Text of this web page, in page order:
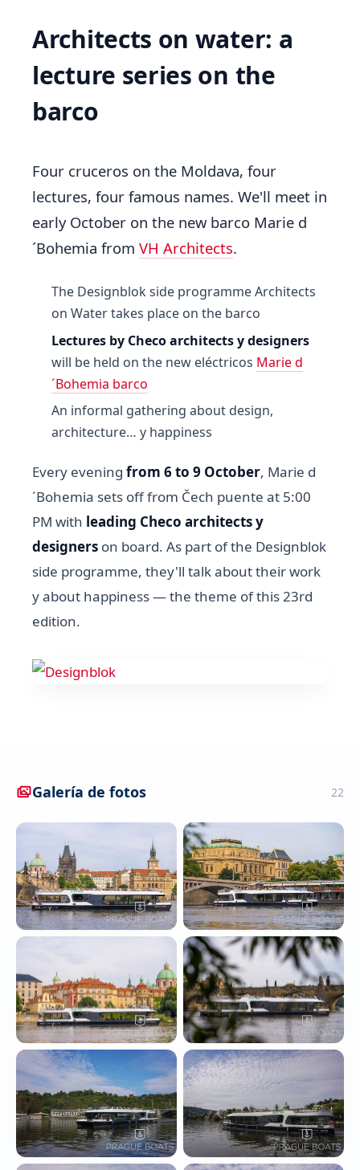
Architects on water: a
lecture series on the
barco
Four cruceros on the Moldava, four
lectures, four famous names. We'll meet in
early October on the new barco Marie d
´Bohemia from VH Architects.
The Designblok side programme Architects
on Water takes place on the barco
Lectures by Checo architects y designers
will be held on the new eléctricos Marie d
´Bohemia barco
An informal gathering about design,
architecture… y happiness
Every evening from 6 to 9 October, Marie d
´Bohemia sets off from Čech puente at 5:00
PM with leading Checo architects y
designers on board. As part of the Designblok
side programme, they'll talk about their work
y about happiness — the theme of this 23rd
edition.
Galería de fotos 22